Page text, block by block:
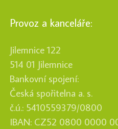
Provoz a kanceláře:
Jilemnice 122
514 01 Jilemnice
Bankovní spojení:
Česká spořitelna a. s.
č.ú.: 5410559379/0800
IBAN: CZ52 0800 0000